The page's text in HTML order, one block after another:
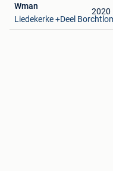
Favorieten
2020
Wman
Liedekerke +Deel